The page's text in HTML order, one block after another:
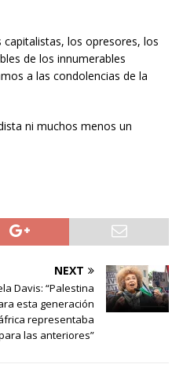
los opresores, los
de los innumerables
a las condolencias de la
ni muchos menos un
NEXT
Davis: “Palestina
esta generación
representaba
las anteriores”